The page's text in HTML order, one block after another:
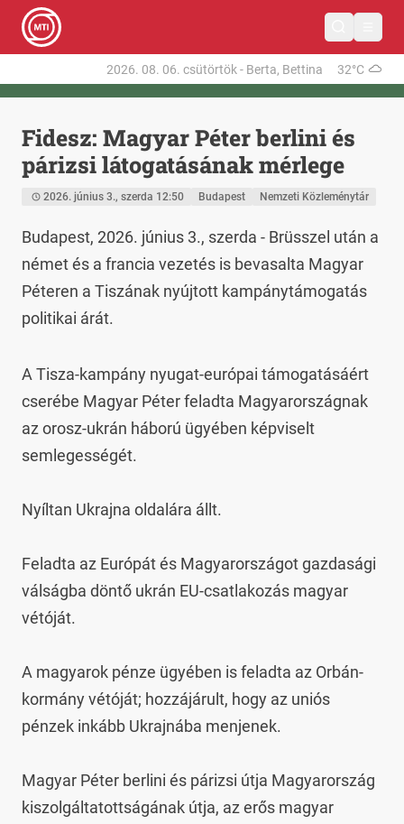
2026. 08. 06. csütörtök- Berta, Bettina 32°C
Fidesz: Magyar Péter berlini és
párizsi látogatásának mérlege
2026. június 3., szerda 12:50 Budapest Nemzeti Közleménytár
Budapest, 2026. június 3., szerda - Brüsszel után a
német és a francia vezetés is bevasalta Magyar
Péteren a Tiszának nyújtott kampánytámogatás
politikai árát.
A Tisza-kampány nyugat-európai támogatásáért
cserébe Magyar Péter feladta Magyarországnak
az orosz-ukrán háború ügyében képviselt
semlegességét.
Nyíltan Ukrajna oldalára állt.
Feladta az Európát és Magyarországot gazdasági
válságba döntő ukrán EU-csatlakozás magyar
vétóját.
A magyarok pénze ügyében is feladta az Orbán-
kormány vétóját; hozzájárult, hogy az uniós
pénzek inkább Ukrajnába menjenek.
Magyar Péter berlini és párizsi útja Magyarország
kiszolgáltatottságának útja, az erős magyar